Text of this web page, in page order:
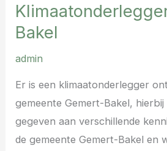
Bakel
admin
Er is een klimaatonderlegger
gemeente Gemert-Bakel,
gegeven aan verschillende
de gemeente Gemert-Bakel en